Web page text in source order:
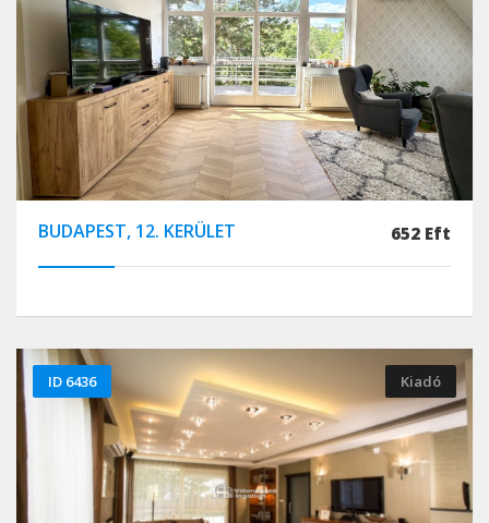
BUDAPEST, 12. KERÜLET 652 Eft
ID 6436 Kiadó